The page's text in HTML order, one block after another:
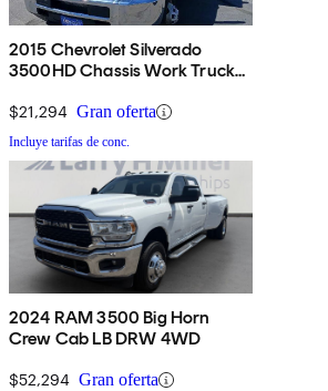
2015 Chevrolet Silverado
3500HD Chassis Work Truck
$21,294 Gran oferta
Incluye tarifas de conc.
2024 RAM 3500 Big Horn
Crew Cab LB DRW 4WD
$52,294 Gran oferta